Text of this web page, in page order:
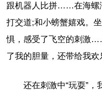
跟机器人比拼……在海螺
打交道;和小螃蟹嬉戏。
惧，感受了飞空的刺激
了我的胆量，还带给我欢
还在刺激中“玩耍”